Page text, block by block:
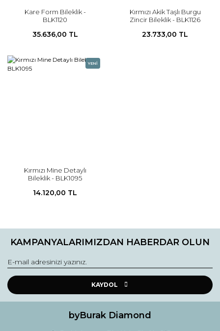
Kare Form Bileklik -
BLK1120
35.636,00 TL
Kırmızı Akik Taşlı Burgu
Zincir Bileklik - BLK1126
23.733,00 TL
YENİ
Kırmızı Mine Detaylı
Bileklik - BLK1095
14.120,00 TL
KAMPANYALARIMIZDAN HABERDAR OLUN
KAYDOL
byBurak Diamond